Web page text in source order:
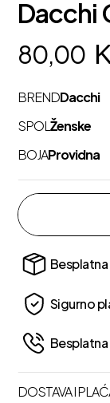
Dacchi
80,00
BRENDDacchi
SPOLŽenske
BOJAProvidna
Sigurno
DOSTAVA I